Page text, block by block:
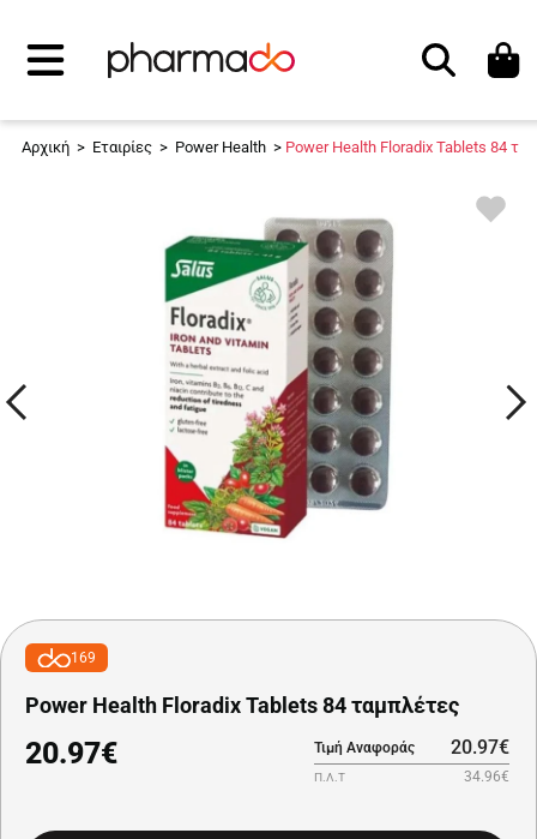
Αναζήτηση
Αρχική > Εταιρίες > Power Health > Power Health Floradix Tablets 84
169
Power Health Floradix Tablets 84 ταμπλέτες
20.97€ Τιμή Αναφοράς 20.97€
Π.Λ.Τ 34.96€